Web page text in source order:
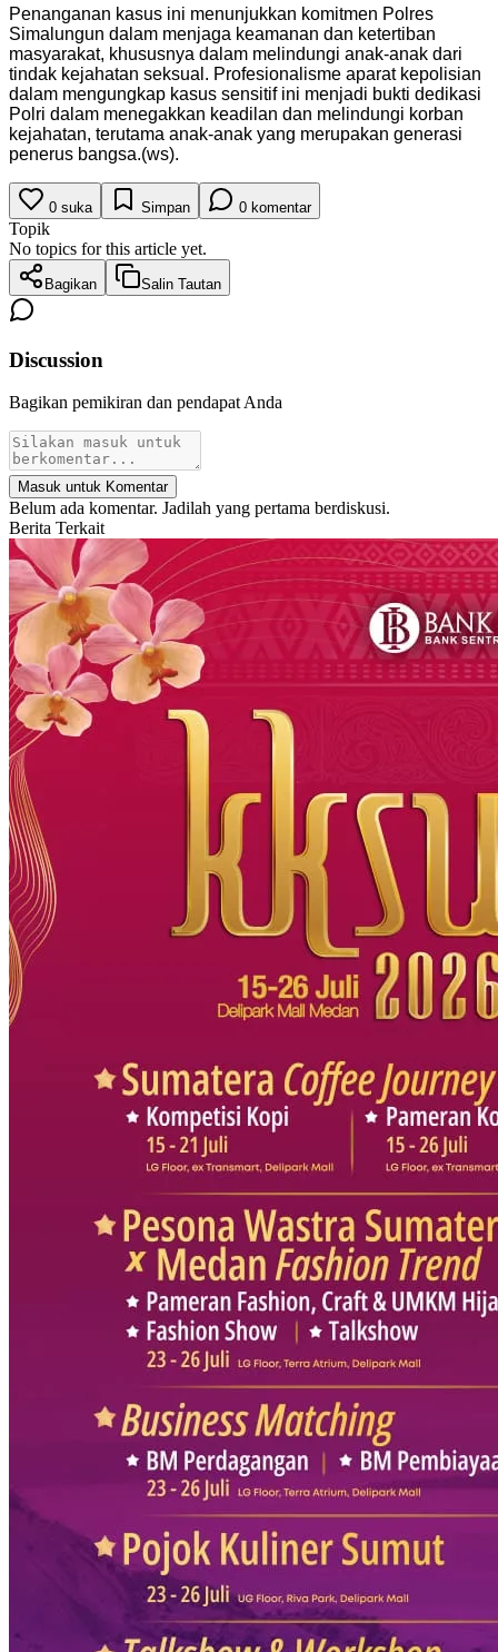
Penanganan kasus ini menunjukkan komitmen Polres
Simalungun dalam menjaga keamanan dan ketertiban
masyarakat, khususnya dalam melindungi anak-anak dari
tindak kejahatan seksual. Profesionalisme aparat kepolisian
dalam mengungkap kasus sensitif ini menjadi bukti dedikasi
Polri dalam menegakkan keadilan dan melindungi korban
kejahatan, terutama anak-anak yang merupakan generasi
penerus bangsa.(ws).
0 suka Simpan 0 komentar
Topik
No topics for this article yet.
Bagikan Salin Tautan
Discussion
Bagikan pemikiran dan pendapat Anda
Masuk untuk Komentar
Belum ada komentar. Jadilah yang pertama berdiskusi.
Berita Terkait